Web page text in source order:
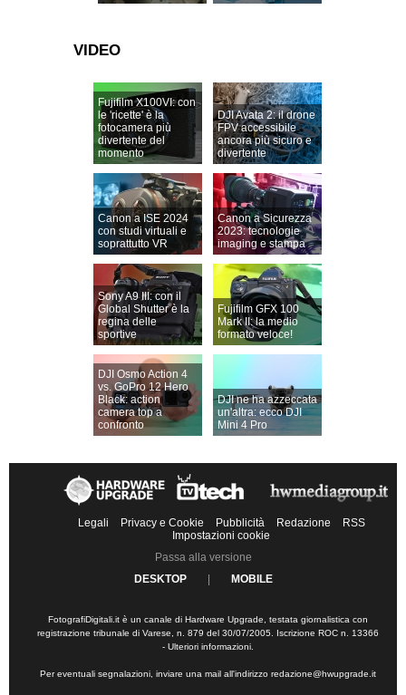
VIDEO
Fujifilm X100VI: con
le 'ricette' è la
fotocamera più
divertente del
momento
DJI Avata 2: il drone
FPV accessibile
ancora più sicuro e
divertente
Canon a ISE 2024
con studi virtuali e
soprattutto VR
Canon a Sicurezza
2023: tecnologie
imaging e stampa
Sony A9 III: con il
Global Shutter è la
regina delle
sportive
Fujifilm GFX 100
Mark II: la medio
formato veloce!
DJI Osmo Action 4
vs. GoPro 12 Hero
Black: action
camera top a
confronto
DJI ne ha azzeccata
un'altra: ecco DJI
Mini 4 Pro
Legali Privacy e Cookie Pubblicità Redazione
RSS
Impostazioni cookie
Passa alla versione
DESKTOP
MOBILE
FotografiDigitali.it è un canale di Hardware Upgrade, testata giornalistica con
registrazione tribunale di Varese, n. 879 del 30/07/2005. Iscrizione ROC n. 13366
- Ulteriori informazioni.
Per eventuali segnalazioni, inviare una mail all'indirizzo redazione@hwupgrade.it